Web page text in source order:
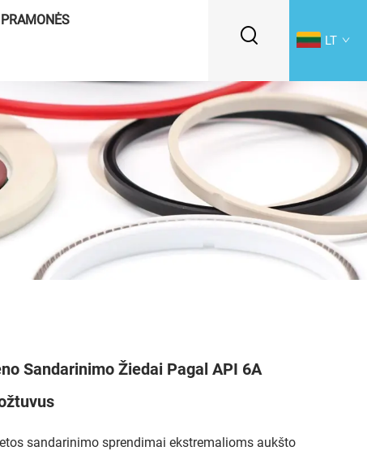
PRAMONĖS
LT
Sandarinimo Žiedai Pagal API 6A
sandarinimo sprendimai ekstremalioms aukšto